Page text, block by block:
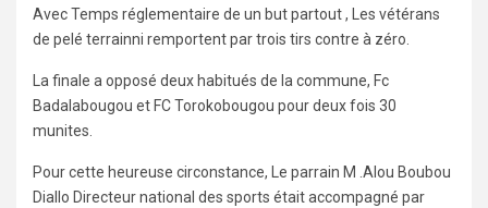
Avec Temps réglementaire de un but partout , Les vétérans
de pelé terrainni remportent par trois tirs contre à zéro.
La finale a opposé deux habitués de la commune, Fc
Badalabougou et FC Torokobougou pour deux fois 30
munites.
Pour cette heureuse circonstance, Le parrain M .Alou Boubou
Diallo Directeur national des sports était accompagné par